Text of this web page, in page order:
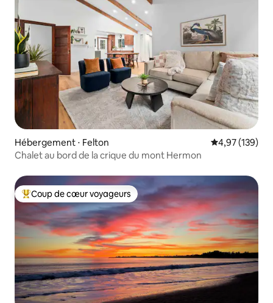
Hébergement ⋅ Felton Évaluation
4,97 (139)
Chalet au bord de la crique du mont Hermon
Coups de cœur voyageurs les plus appréciés
Coup de cœur voyageurs